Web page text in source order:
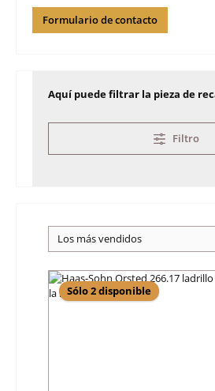
Formulario de contacto
Aquí puede filtrar la pieza de
Filtro
Sólo 2 disponible